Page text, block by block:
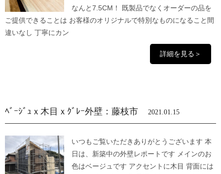
なんと7.5CM！ 既製品でなくオーダーの品を
ご提供できることは お客様のオリジナルで特別なものになること間
違いなし 丁寧にカン
詳細を見る＞
ﾍﾞｰｼﾞｭｘ木目ｘｸﾞﾚｰ外壁：藤枝市 2021.01.15
いつもご覧いただきありがとうございます 本
日は、新築中の外壁レポートです メインのお
色はベージュです アクセントに木目 背面には